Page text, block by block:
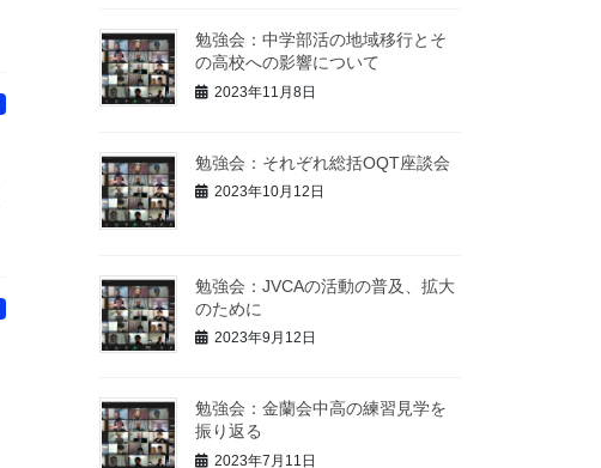
勉強会：中学部活の地域移行とそ
の高校への影響について
2023年11月8日
勉強会：それぞれ総括OQT座談会
2023年10月12日
勉強会：JVCAの活動の普及、拡大
のために
2023年9月12日
勉強会：金蘭会中高の練習見学を
振り返る
2023年7月11日